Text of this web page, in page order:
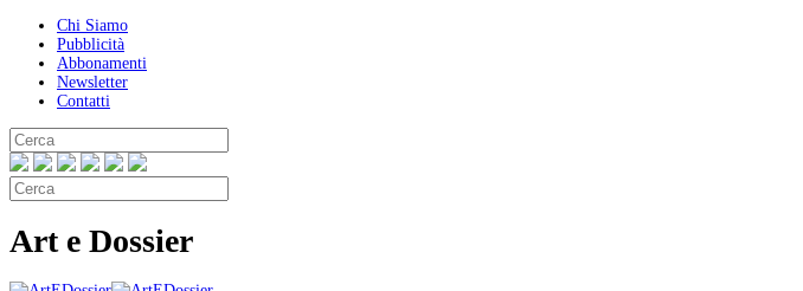
Chi Siamo
Pubblicità
Abbonamenti
Newsletter
Contatti
Art e Dossier